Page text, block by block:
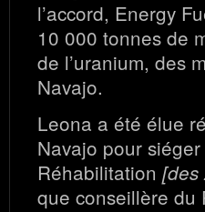
l’accord, Energy
10 000 tonnes de
de l’uranium, des
Navajo.
Leona a été élue
Navajo pour
Réhabilitation [des
que conseillère du